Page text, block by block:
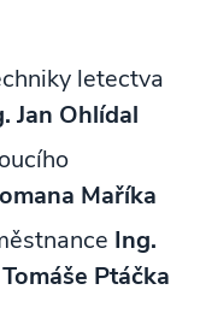
letectva
Jan Ohlídal
Maříka
Ing.
Ptáčka